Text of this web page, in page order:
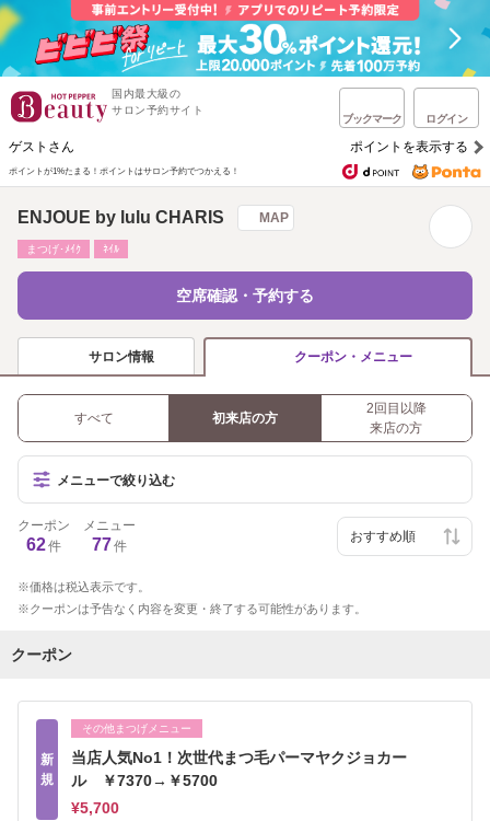
国内最大級の
サロン予約サイト
ブックマーク ログイン
ゲストさん ポイントを表示する
ポイントが1%たまる！ ポイントはサロン予約でつかえる！
ENJOUE by lulu CHARIS MAP
まつげ･ﾒｲｸ ﾈｲﾙ
空席確認・予約する
サロン情報 クーポン・メニュー
すべて 初来店の方
2回目以降
来店の方
メニューで絞り込む
クーポン
62件
メニュー
77件
価格は税込表示です。
クーポンは予告なく内容を変更・終了する可能性があります。
クーポン
新
規
その他まつげメニュー
当店人気No1！次世代まつ毛パーマヤクジョカー
ル ￥7370→￥5700
¥5,700